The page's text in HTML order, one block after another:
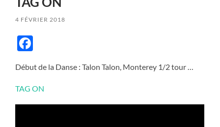
4 FÉVRIER 2018
Début de la Danse : Talon Talon, Monterey 1/2 tour …
TAG ON